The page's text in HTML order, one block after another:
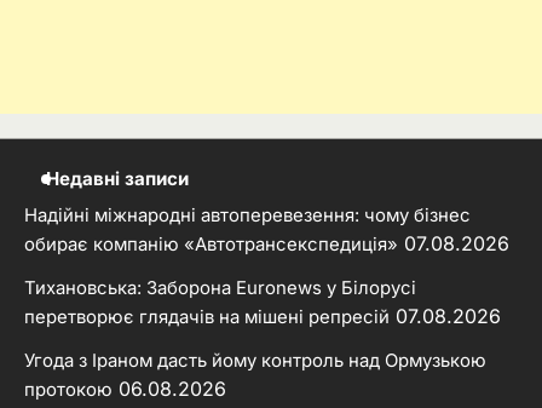
Недавні записи
Надійні міжнародні автоперевезення: чому бізнес
обирає компанію «Автотрансекспедиція» 07.08.2026
Тихановська: Заборона Euronews у Білорусі
перетворює глядачів на мішені репресій 07.08.2026
Угода з Іраном дасть йому контроль над Ормузькою
протокою 06.08.2026